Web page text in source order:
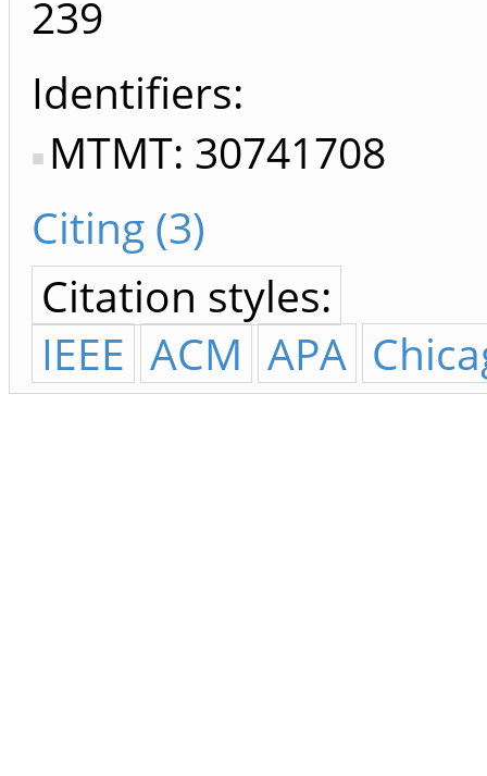
239
Identifiers
MTMT: 30741708
Citing (3)
Citation styles:
IEEE ACM APA